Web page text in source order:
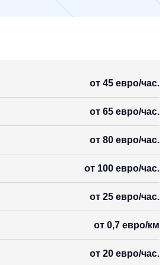
от 45 евро/час.
от 65 евро/час.
от 80 евро/час.
от 100 евро/час.
от 25 евро/час.
от 0,7 евро/км
от 20 евро/час.